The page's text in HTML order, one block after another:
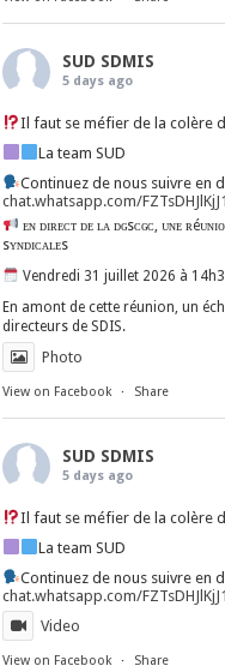
SUD SDMIS
5 days ago
Il faut se méfier de la colère
La team SUD
Continuez de nous suivre en
chat.whatsapp.com/
ᴇɴ ᴅɪʀᴇᴄᴛ ᴅᴇ ʟᴀ ᴅɢsᴄɢᴄ, ᴜɴᴇ
sʏɴᴅɪᴄᴀʟᴇs
Vendredi 31 juillet 2026 à
En amont de cette réunion, un
directeurs de SDIS.
Photo
View on Facebook · Share
SUD SDMIS
5 days ago
Il faut se méfier de la colère
La team SUD
Continuez de nous suivre en
chat.whatsapp.com/
Video
View on Facebook · Share